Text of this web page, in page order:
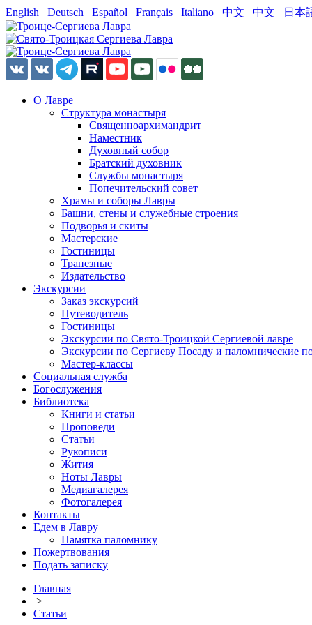
English Deutsch Español Français Italiano 中文 中文 日本
О Лавре
Структура монастыря
Священноархимандрит
Наместник
Духовный собор
Братский духовник
Службы монастыря
Попечительский совет
Храмы и соборы Лавры
Башни, стены и служебные строения
Подворья и скиты
Мастерские
Гостиницы
Трапезные
Издательство
Экскурсии
Заказ экскурсий
Путеводитель
Гостиницы
Экскурсии по Свято-Троицкой Сергиевой лавре
Экскурсии по Сергиеву Посаду и паломнические
Мастер-классы
Социальная служба
Богослужения
Библиотека
Книги и статьи
Проповеди
Статьи
Рукописи
Жития
Ноты Лавры
Медиагалерея
Фотогалерея
Контакты
Едем в Лавру
Памятка паломнику
Пожертвования
Подать записку
Главная
>
Статьи